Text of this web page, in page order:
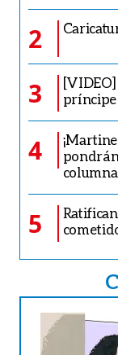
2
3
príncipe
4
columna
5